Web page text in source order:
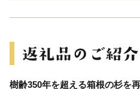
樹齢350年を超える箱根の杉を